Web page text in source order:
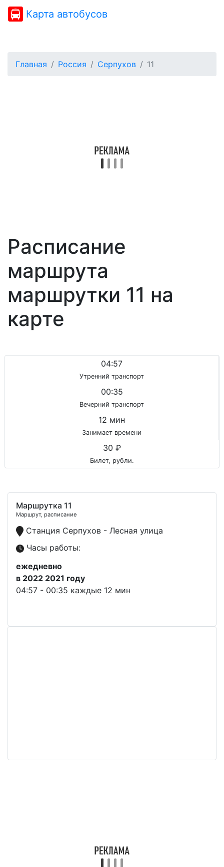
Карта автобусов
Главная Россия Серпухов 11
Расписание
маршрута
маршрутки 11 на
карте
04:57
Утренний транспорт
00:35
Вечерний транспорт
12 мин
Занимает времени
30 ₽
Билет, рубли.
Маршрутка 11
Маршрут, расписание
Станция Серпухов - Лесная улица
Часы работы:
ежедневно
в 2022 2021 году
04:57 - 00:35 каждые 12 мин